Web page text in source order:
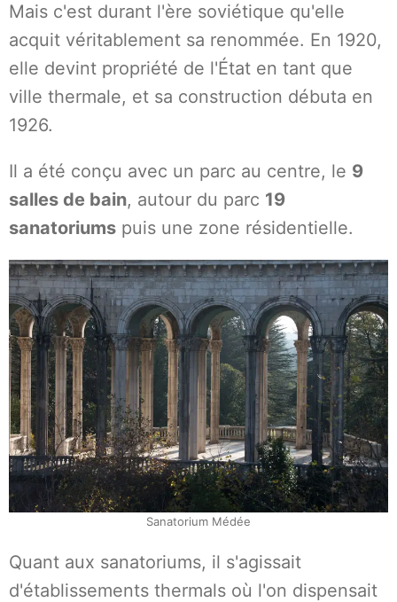
Mais c'est durant l'ère soviétique qu'elle
acquit véritablement sa renommée. En 1920,
elle devint propriété de l'État en tant que
ville thermale, et sa construction débuta en
1926.
Il a été conçu avec un parc au centre, le 9
salles de bain, autour du parc 19
sanatoriums puis une zone résidentielle.
Sanatorium Médée
Quant aux sanatoriums, il s'agissait
d'établissements thermals où l'on dispensait